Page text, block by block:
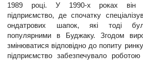
1989 році. У 1990-х роках він
підприємство, де спочатку
ондатрових шапок, які тоді
популярними в Буджаку. Згодом
змінюватися відповідно до попиту
підприємство забезпечувало роботою